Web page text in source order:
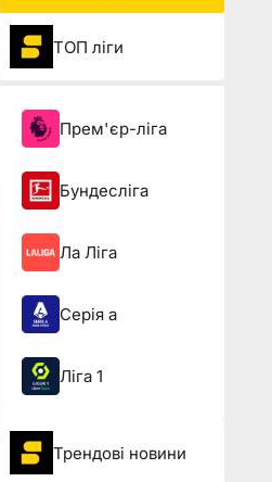
ТОП ліги
Прем'єр-ліга
Бундесліга
Ла Ліга
Серія а
Ліга 1
Трендові новини